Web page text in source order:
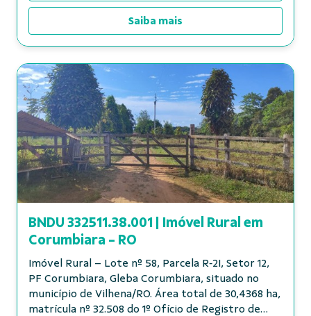
Saiba mais
BNDU 332511.38.001 | Imóvel Rural em
Corumbiara - RO
Imóvel Rural – Lote nº 58, Parcela R‑2I, Setor 12,
PF Corumbiara, Gleba Corumbiara, situado no
município de Vilhena/RO. Área total de 30,4368 ha,
matrícula nº 32.508 do 1º Ofício de Registro de